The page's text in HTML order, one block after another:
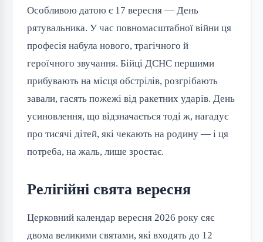
Особливою датою є 17 вересня — День
рятувальника. У час повномасштабної війни ця
професія набула нового, трагічного й
героїчного звучання. Бійці ДСНС першими
прибувають на місця обстрілів, розгрібають
завали, гасять пожежі від ракетних ударів. День
усиновлення, що відзначається тоді ж, нагадує
про тисячі дітей, які чекають на родину — і ця
потреба, на жаль, лише зростає.
Релігійні свята вересня
Церковний календар вересня 2026 року сяє
двома великими святами, які входять до 12